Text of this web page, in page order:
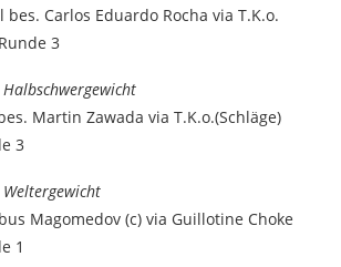
Carlos Eduardo Rocha via T.K.o.
3
Martin Zawada via T.K.o.(Schläge)
3
Magomedov (c) via Guillotine Choke
1